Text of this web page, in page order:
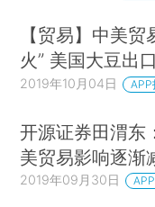
【贸易】中美贸
火” 美国大豆出
2019年10月04日 APP
开源证券田渭东
美贸易影响逐渐
2019年09月30日